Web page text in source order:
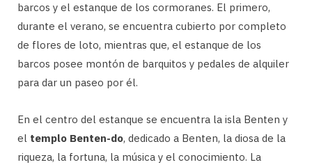
barcos y el estanque de los cormoranes. El primero,
durante el verano, se encuentra cubierto por completo
de flores de loto, mientras que, el estanque de los
barcos posee montón de barquitos y pedales de alquiler
para dar un paseo por él.
En el centro del estanque se encuentra la isla Benten y
el templo Benten-do, dedicado a Benten, la diosa de la
riqueza, la fortuna, la música y el conocimiento. La